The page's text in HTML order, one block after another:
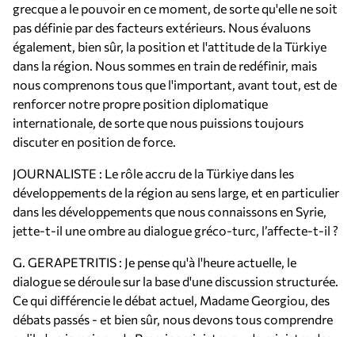
grecque a le pouvoir en ce moment, de sorte qu'elle ne soit
pas définie par des facteurs extérieurs. Nous évaluons
également, bien sûr, la position et l'attitude de la Türkiye
dans la région. Nous sommes en train de redéfinir, mais
nous comprenons tous que l'important, avant tout, est de
renforcer notre propre position diplomatique
internationale, de sorte que nous puissions toujours
discuter en position de force.
JOURNALISTE : Le rôle accru de la Türkiye dans les
développements de la région au sens large, et en particulier
dans les développements que nous connaissons en Syrie,
jette-t-il une ombre au dialogue gréco-turc, l’affecte-t-il ?
G. GERAPETRITIS : Je pense qu'à l'heure actuelle, le
dialogue se déroule sur la base d'une discussion structurée.
Ce qui différencie le débat actuel, Madame Georgiou, des
débats passés - et bien sûr, nous devons tous comprendre